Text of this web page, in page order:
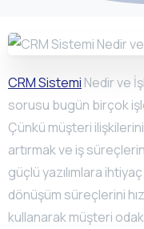
CRM Sistemi Nedir ve
sorusu bugün birçok
Çünkü müşteri
artırmak ve iş
güçlü yazılımlara
dönüşüm süreçlerini
kullanarak müşteri